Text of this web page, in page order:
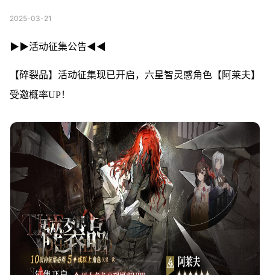
2025-03-21
▶▶活动征集公告◀◀
【碎裂品】活动征集现已开启，六星智灵感角色【阿莱夫】
受邀概率UP！